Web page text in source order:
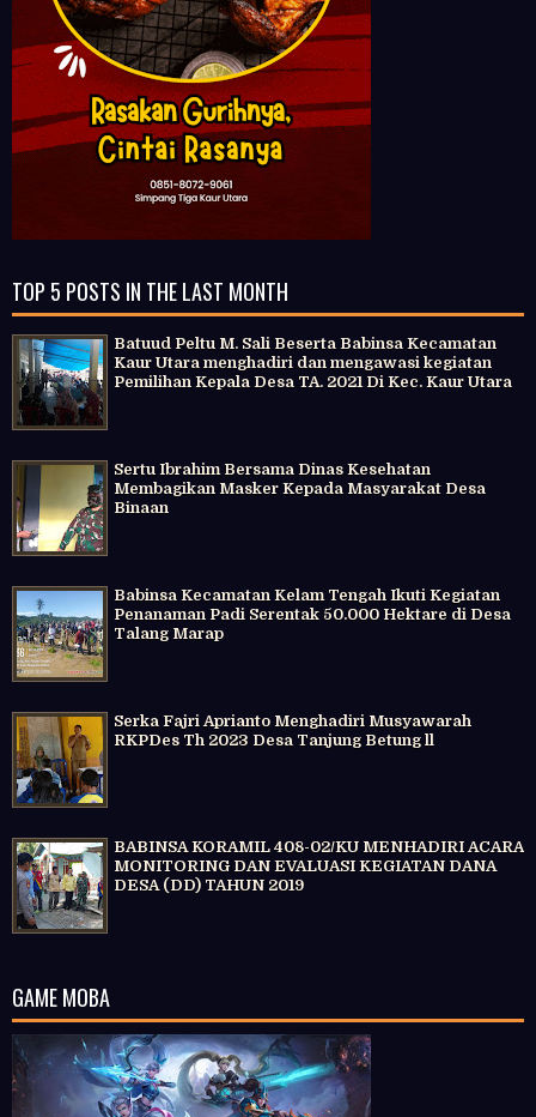
TOP 5 POSTS IN THE LAST MONTH
Batuud Peltu M. Sali Beserta Babinsa Kecamatan
Kaur Utara menghadiri dan mengawasi kegiatan
Pemilihan Kepala Desa TA. 2021 Di Kec. Kaur Utara
Sertu Ibrahim Bersama Dinas Kesehatan
Membagikan Masker Kepada Masyarakat Desa
Binaan
Babinsa Kecamatan Kelam Tengah Ikuti Kegiatan
Penanaman Padi Serentak 50.000 Hektare di Desa
Talang Marap
Serka Fajri Aprianto Menghadiri Musyawarah
RKPDes Th 2023 Desa Tanjung Betung ll
BABINSA KORAMIL 408-02/KU MENHADIRI ACARA
MONITORING DAN EVALUASI KEGIATAN DANA
DESA (DD) TAHUN 2019
GAME MOBA